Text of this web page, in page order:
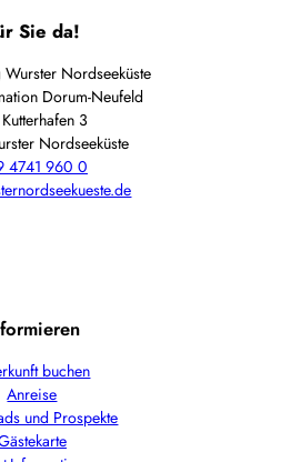
Sie da!
Wurster Nordseeküste
Dorum-Neufeld
3
Nordseeküste
4741 960 0
buchen
Anreise
und Prospekte